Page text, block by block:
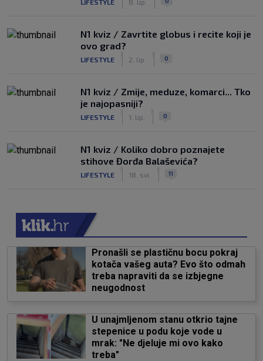
N1 kviz / Zavrtite globus i recite koji je
ovo grad?
LIFESTYLE 2. lip. 0
N1 kviz / Zmije, meduze, komarci... Tko
je najopasniji?
LIFESTYLE 1. lip. 0
N1 kviz / Koliko dobro poznajete
stihove Đorđa Balaševića?
LIFESTYLE 18. svi. 11
Pronašli se plastičnu bocu pokraj
kotača vašeg auta? Evo što odmah
treba napraviti da se izbjegne
neugodnost
U unajmljenom stanu otkrio tajne
stepenice u podu koje vode u
mrak: "Ne djeluje mi ovo kako
treba"